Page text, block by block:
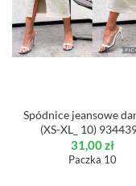
Spódnice jeansowe
(XS-XL_ 10)
31,00zł
Paczka 10